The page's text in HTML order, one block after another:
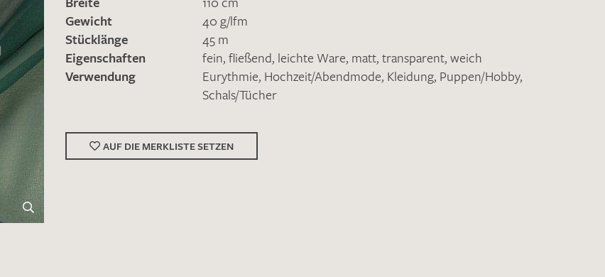
Gewicht
40 g/lfm
Stücklänge
45 m
Eigenschaften
fein, fließend, leichte Ware, matt, transparent, weich
Verwendung
Eurythmie, Hochzeit/Abendmode, Kleidung, Puppen/Hobby,
Schals/Tücher
AUF DIE MERKLISTE SETZEN